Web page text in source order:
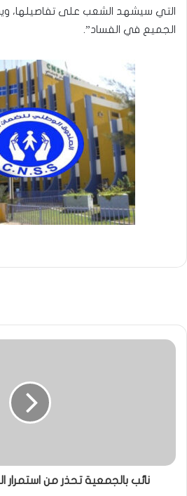
التي سيشهد الشعب على تفاصيلها،
الجميع في الفساد”.
نائب بالجمعية تحذر من